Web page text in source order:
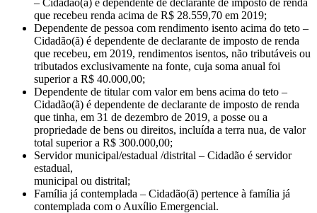
que recebeu renda acima de R$ 28.559,70 em 2019;
Dependente de pessoa com rendimento isento acima do teto –
Cidadão(ã) é dependente de declarante de imposto de renda
que recebeu, em 2019, rendimentos isentos, não tributáveis ou
tributados exclusivamente na fonte, cuja soma anual foi
superior a R$ 40.000,00;
Dependente de titular com valor em bens acima do teto –
Cidadão(ã) é dependente de declarante de imposto de renda
que tinha, em 31 de dezembro de 2019, a posse ou a
propriedade de bens ou direitos, incluída a terra nua, de valor
total superior a R$ 300.000,00;
Servidor municipal/estadual /distrital – Cidadão é servidor
estadual,
municipal ou distrital;
Família já contemplada – Cidadão(ã) pertence à família já
contemplada com o Auxílio Emergencial.